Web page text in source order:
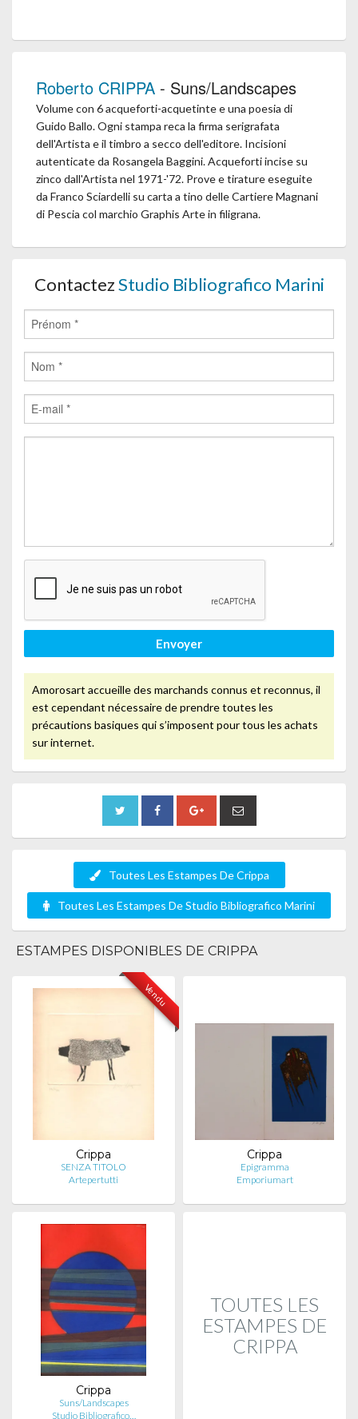
Roberto CRIPPA - Suns/Landscapes
Volume con 6 acqueforti-acquetinte e una poesia di
Guido Ballo. Ogni stampa reca la firma serigrafata
dell'Artista e il timbro a secco dell'editore. Incisioni
autenticate da Rosangela Baggini. Acqueforti incise su
zinco dall'Artista nel 1971-'72. Prove e tirature eseguite
da Franco Sciardelli su carta a tino delle Cartiere Magnani
di Pescia col marchio Graphis Arte in filigrana.
ContactezStudio Bibliografico Marini
Envoyer
Amorosart accueille des marchands connus et reconnus, il
est cependant nécessaire de prendre toutes les
précautions basiques qui s’imposent pour tous les achats
sur internet.
Toutes Les Estampes De Crippa
Toutes Les Estampes De Studio Bibliografico Marini
ESTAMPES DISPONIBLES DE CRIPPA
Vendu
Crippa
SENZA TITOLO
Artepertutti
Crippa
Epigramma
Emporiumart
Crippa
Suns/Landscapes
Studio Bibliografico…
TOUTES LES
ESTAMPES DE
CRIPPA